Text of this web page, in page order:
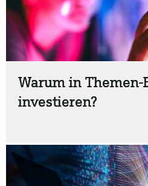
Warum in Themen-
investieren?